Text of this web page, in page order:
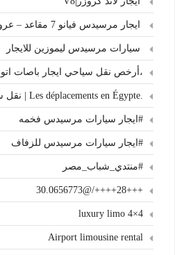
ايجار مرسيدس فيانو 7 مقاعد – عروض المطار الخاصة
سيارات مرسيدس ليموزين للايجار
،أرخص نقل سياحي ايجار باصات
.Les déplacements en Égypte | نقل سياحي
#ايجار سيارات مرسيدس فخمه
#ايجار سيارات مرسيدس للزفاف
#منتدي_شباب_مصر
+++28++++/@30.0656773
4×4 luxury limo
Airport limousine rental